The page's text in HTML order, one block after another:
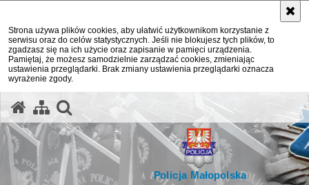
Strona używa plików cookies, aby ułatwić użytkownikom korzystanie z
serwisu oraz do celów statystycznych. Jeśli nie blokujesz tych plików, to
zgadzasz się na ich użycie oraz zapisanie w pamięci urządzenia.
Pamiętaj, że możesz samodzielnie zarządzać cookies, zmieniając
ustawienia przeglądarki. Brak zmiany ustawienia przeglądarki oznacza
wyrażenie zgody.
Policja Małopolska